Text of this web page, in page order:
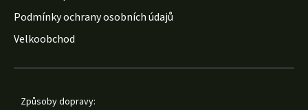
Podmínky ochrany osobních údajů
Velkoobchod
Způsoby dopravy: